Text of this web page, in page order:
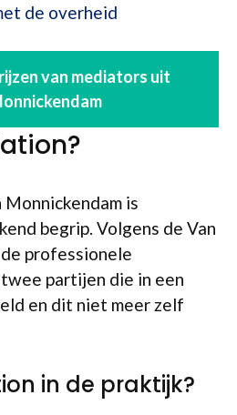
de overheid
van mediators uit
is
begrip. Volgens de Van
professionele
partijen die in een
en dit niet meer zelf
in de praktijk?